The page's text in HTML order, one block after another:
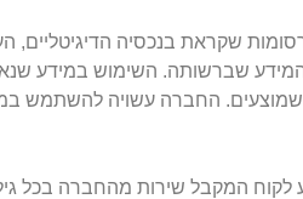
שקראת בנכסיה הדיגיטליים,
המידע שברשותה. השימוש במידע
שמוצעים. החברה עשויה להשתמש
המקבל שירות מהחברה בכל